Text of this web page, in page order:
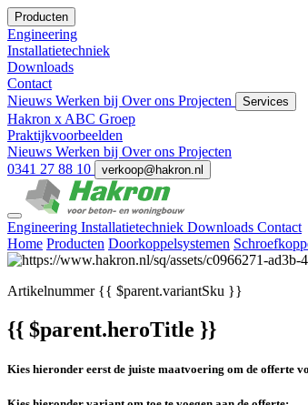
Producten
Engineering
Installatietechniek
Downloads
Contact
Nieuws Werken bij Over ons Projecten Services
Hakron x ABC Groep
Praktijkvoorbeelden
Nieuws Werken bij Over ons Projecten
0341 27 88 10
verkoop@hakron.nl
Engineering Installatietechniek Downloads Contact
Home Producten Doorkoppelsystemen
Artikelnummer{{ $parent.variantSku }}
{{ $parent.heroTitle }}
Kies hieronder eerst de juiste maatvoering om de offerte